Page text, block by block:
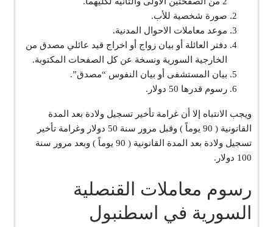
صورة شخصية للأب.
موعد معاملات الاحوال المدنية.
دفتر العائلة أو بيان زواج أو اخراج قيد عائلي مصدق من
الخارجية السورية ونسخة عن كل الصفحات المكتوبة.
بيان المستشفى أو بيان النفوس “مصدق”.
رسوم قدرها 50 دولار.
ويجب الانتباه إلا أن غرامة تأخير تسجيل ولادة بعد المدة
القانونية ( 90 يوماً ) وقبل مرور سنة 50 دولار وغرامة تأخير
تسجيل ولادة بعد المدة القانونية ( 90 يوماً ) وبعد مرور سنة
100 دولار.
رسوم معاملات القنصلية
السورية في اسطنبول